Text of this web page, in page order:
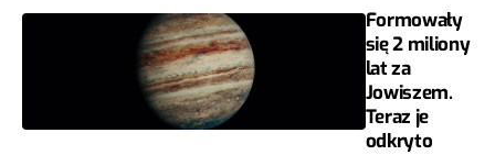
Formowały
się 2 miliony
lat za
Jowiszem.
Teraz je
odkryto